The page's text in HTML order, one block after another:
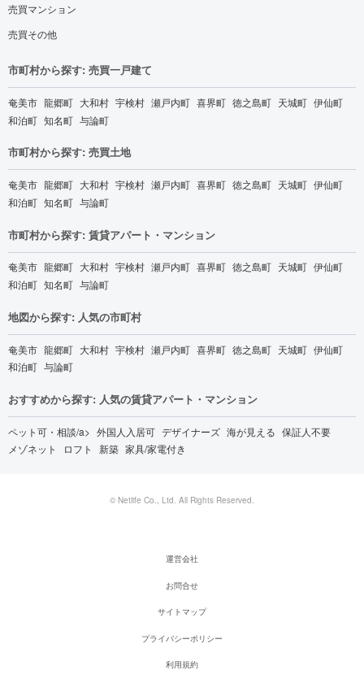
売買マンション
売買その他
市町村から探す: 売買一戸建て
奄美市 龍郷町 大和村 宇検村 瀬戸内町 喜界町 徳之島町 天城町 伊仙町
和泊町 知名町 与論町
市町村から探す: 売買土地
奄美市 龍郷町 大和村 宇検村 瀬戸内町 喜界町 徳之島町 天城町 伊仙町
和泊町 知名町 与論町
市町村から探す: 賃貸アパート・マンション
奄美市 龍郷町 大和村 宇検村 瀬戸内町 喜界町 徳之島町 天城町 伊仙町
和泊町 知名町 与論町
地図から探す: 人気の市町村
奄美市 龍郷町 大和村 宇検村 瀬戸内町 喜界町 徳之島町 天城町 伊仙町
和泊町 与論町
おすすめから探す: 人気の賃貸アパート・マンション
ペット可・相談/a> 外国人入居可 デザイナーズ 海が見える 保証人不要
メゾネット
ロフト 新築 家具/家電付き
© Netlife Co., Ltd. All Rights Reserved.
運営会社
お問合せ
サイトマップ
プライバシーポリシー
利用規約